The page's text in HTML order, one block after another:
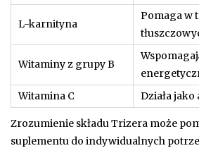
L-karnityna
Pomaga w
Witaminy z grupy B
Witamina C
Działa
Zrozumienie składu Trizera może
suplementu do indywidualnych